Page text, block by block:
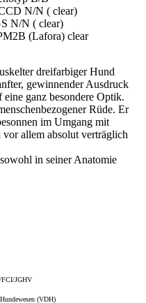
N/N ( clear)
N/N ( clear)
(Lafora) clear
dreifarbiger Hund
gewinnender Ausdruck
ganz besondere Optik.
Rüde. Er
im Umgang mit
allem absolut verträglich
in seiner Anatomie
JGHV
(VDH)